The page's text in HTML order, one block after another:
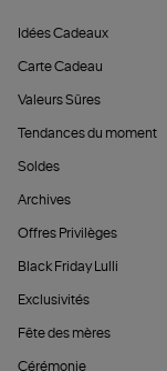
Idées Cadeaux
Carte Cadeau
Valeurs Sûres
Tendances du moment
Soldes
Archives
Offres Privilèges
Black Friday Lulli
Exclusivités
Fête des mères
Cérémonie